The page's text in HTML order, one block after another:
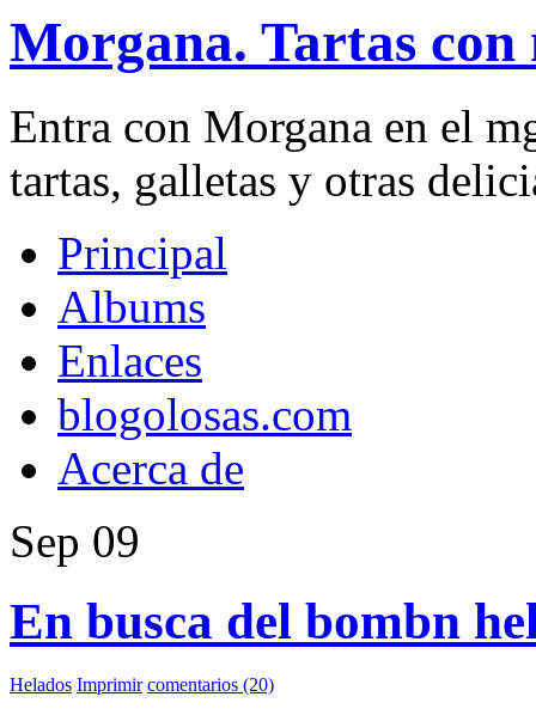
Morgana. Tartas con
Entra con Morgana en el
tartas, galletas y otras
Principal
Albums
Enlaces
blogolosas.com
Acerca de
Sep 09
En busca del bombn
Helados Imprimir comentarios (20)